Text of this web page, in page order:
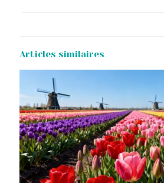
Articles similaires